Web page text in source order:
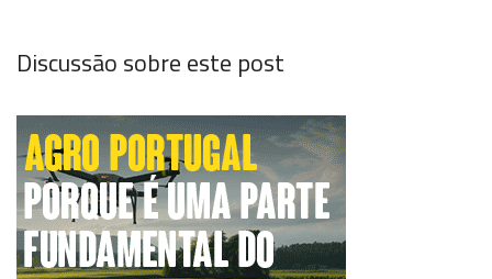
Discussão sobre este post